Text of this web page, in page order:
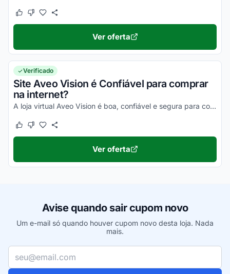
Este cupom funcionou
Este cupom não funcionou
Ver oferta
Verificado
Site Aveo Vision é Confiável para comprar
na internet?
A loja virtual Aveo Vision é boa, confiável e segura para compras online. Pesquise, confira os comentários e constate!
Este cupom funcionou
Este cupom não funcionou
Ver oferta
Avise quando sair cupom novo
Um e-mail só quando houver cupom novo desta loja. Nada
mais.
Seu e-mail